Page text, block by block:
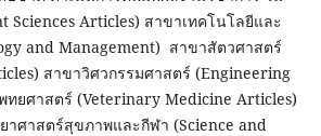
Sciences Articles) สาขาเทคโนโลยีและ
and Management) สาขาสัตวศาสตร์
สาขาวิศวกรรมศาสตร์ (Engineering
ทยศาสตร์ (Veterinary Medicine Articles)
าศาสตร์สุขภาพและกีฬา (Science and